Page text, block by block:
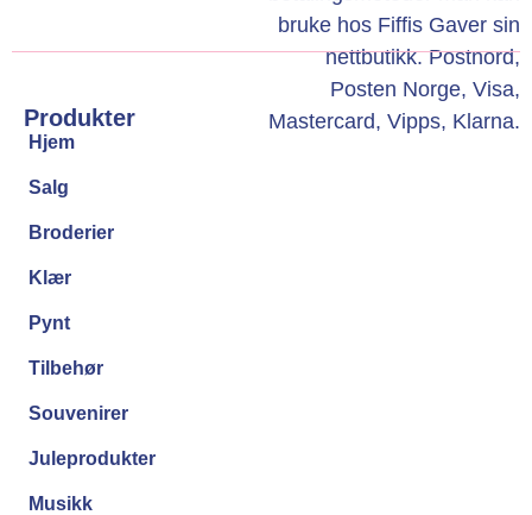
Produkter
Hjem
Salg
Broderier
Klær
Pynt
Tilbehør
Souvenirer
Juleprodukter
Musikk